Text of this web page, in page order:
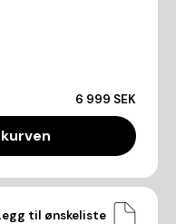
6 999 SEK
til ønskeliste